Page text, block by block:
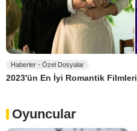
Haberler - Özel Dosyalar
2023'ün En İyi Romantik Filmleri
Oyuncular